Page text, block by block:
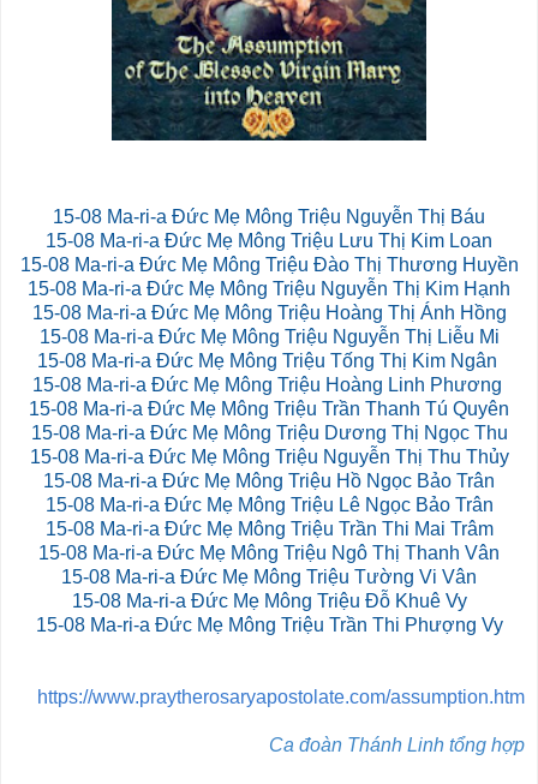
15-08 Ma-ri-a Đức Mẹ Mông Triệu Nguyễn Thị Báu
15-08 Ma-ri-a Đức Mẹ Mông Triệu Lưu Thị Kim Loan
15-08 Ma-ri-a Đức Mẹ Mông Triệu Đào Thị Thương Huyền
15-08 Ma-ri-a Đức Mẹ Mông Triệu Nguyễn Thị Kim Hạnh
15-08 Ma-ri-a Đức Mẹ Mông Triệu Hoàng Thị Ánh Hồng
15-08 Ma-ri-a Đức Mẹ Mông Triệu Nguyễn Thị Liễu Mi
15-08 Ma-ri-a Đức Mẹ Mông Triệu Tống Thị Kim Ngân
15-08 Ma-ri-a Đức Mẹ Mông Triệu Hoàng Linh Phương
15-08 Ma-ri-a Đức Mẹ Mông Triệu Trần Thanh Tú Quyên
15-08 Ma-ri-a Đức Mẹ Mông Triệu Dương Thị Ngọc Thu
15-08 Ma-ri-a Đức Mẹ Mông Triệu Nguyễn Thị Thu Thủy
15-08 Ma-ri-a Đức Mẹ Mông Triệu Hồ Ngọc Bảo Trân
15-08 Ma-ri-a Đức Mẹ Mông Triệu Lê Ngọc Bảo Trân
15-08 Ma-ri-a Đức Mẹ Mông Triệu Trần Thi Mai Trâm
15-08 Ma-ri-a Đức Mẹ Mông Triệu Ngô Thị Thanh Vân
15-08 Ma-ri-a Đức Mẹ Mông Triệu Tường Vi Vân
15-08 Ma-ri-a Đức Mẹ Mông Triệu Đỗ Khuê Vy
15-08 Ma-ri-a Đức Mẹ Mông Triệu Trần Thi Phượng Vy
https://www.praytherosaryapostolate.com/assumption.htm
Ca đoàn Thánh Linh tổng hợp